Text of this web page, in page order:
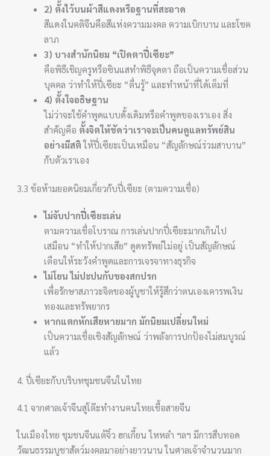
2) ตั้งไว้บนผ้าสีแดงหรือฐานที่สะอาด
สีแดงในคติจีนคือสีแห่งความมงคล ความเบิกบาน และโชค
ลาภ
3) บางสำนักนิยม “เปิดตาปี่เซียะ”
คือพิธีเชิญครูหรือซินแสทำพิธีจุดตา ถือเป็นความเชื่อส่วน
บุคคล ว่าทำให้ปี่เซียะ “ตื่นรู้” และทำหน้าที่ได้เต็มที่
4) ตั้งใจอธิษฐาน
ไม่ว่าจะใช้คำพูดแบบดั้งเดิมหรือคำพูดของเราเอง สิ่ง
สำคัญคือ ตั้งจิตให้ชัดว่าเราจะเป็นคนดูแลทรัพย์สิน
อย่างมีสติ ให้ปี่เซียะเป็นเหมือน “สัญลักษณ์ร่วมสาบาน”
กับตัวเราเอง
3.3 ข้อห้ามยอดนิยมเกี่ยวกับปี่เซียะ (ตามความเชื่อ)
ไม่จับปากปี่เซียะเล่น
ตามความเชื่อโบราณ การเล่นปากปี่เซียะมากเกินไป
เสมือน “ทำให้ปากเสีย” ดูดทรัพย์ไม่อยู่ เป็นสัญลักษณ์
เตือนให้ระวังคำพูดและการเจรจาทางธุรกิจ
ไม่โยน ไม่ปะปนกับของสกปรก
เพื่อรักษาสภาวะจิตของผู้บูชาให้รู้สึกว่าตนเองเคารพเงิน
ทองและทรัพยากร
หากแตกหักเสียหายมาก มักนิยมเปลี่ยนใหม่
เป็นความเชื่อเชิงสัญลักษณ์ ว่าพลังการปกป้องไม่สมบูรณ์
แล้ว
4. ปี่เซียะกับบริบทชุมชนจีนในไทย
4.1 จากศาลเจ้าจีนสู่โต๊ะทำงานคนไทยเชื้อสายจีน
ในเมืองไทย ชุมชนจีนแต้จิ๋ว ฮกเกี้ยน ไหหลำ ฯลฯ มีการสืบทอด
วัฒนธรรมบูชาสัตว์มงคลมาอย่างยาวนาน ในศาลเจ้าจำนวนมาก